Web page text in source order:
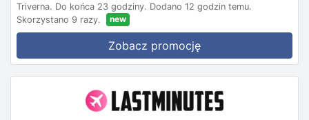
Triverna. Do końca 23 godziny. Dodano 12 godzin temu.
Skorzystano 9 razy.
new
Zobacz promocję